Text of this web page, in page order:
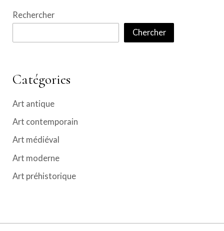
Rechercher
Chercher
Catégories
Art antique
Art contemporain
Art médiéval
Art moderne
Art préhistorique